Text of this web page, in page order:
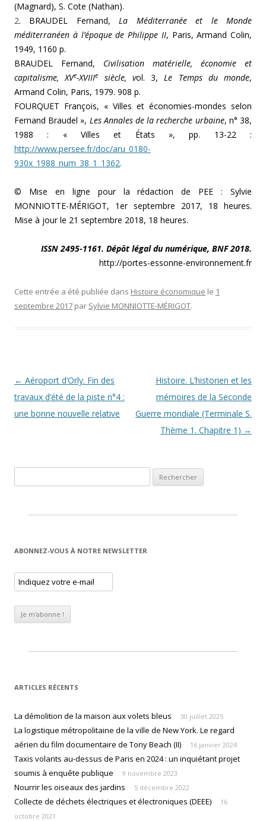
(Magnard), S. Cote (Nathan).
2. BRAUDEL Fernand,La Méditerranée et le Monde
méditerranéen à l’époque de Philippe II, Paris, Armand Colin,
1949, 1160 p.
BRAUDEL Fernand, Civilisation matérielle, économie et
capitalisme, XVe-XVIIIe siècle, vol. 3,Le Temps du monde,
Armand Colin, Paris, 1979. 908 p.
FOURQUET François, « Villes et économies-mondes selon
Fernand Braudel », Les Annales de la recherche urbaine, n° 38,
1988 : « Villes et États », pp. 13-22 :
http://www.persee.fr/doc/aru_0180-
930x_1988_num_38_1_1362.
© Mise en ligne pour la rédaction de PEE : Sylvie
MONNIOTTE-MÉRIGOT, 1er septembre 2017, 18 heures.
Mise à jour le 21 septembre 2018, 18 heures.
ISSN 2495-1161. Dépôt légal du numérique, BNF 2018.
http://portes-essonne-environnement.fr
Cette entrée a été publiée dans Histoire économique le 1
septembre 2017 par Sylvie MONNIOTTE-MÉRIGOT.
Navigation des articles
← Aéroport d’Orly. Fin des
travaux d’été de la piste n°4 :
une bonne nouvelle relative
Histoire. L’historien et les
mémoires de la Seconde
Guerre mondiale (Terminale S.
Thème 1. Chapitre 1) →
ABONNEZ-VOUS À NOTRE NEWSLETTER
ARTICLES RÉCENTS
La démolition de la maison aux volets bleus 30 juillet 2025
La logistique métropolitaine de la ville de New York. Le regard
aérien du film documentaire de Tony Beach (II)
16 janvier 2024
Taxis volants au-dessus de Paris en 2024 : un inquiétant projet
soumis à enquête publique
9 novembre 2023
Nourrir les oiseaux des jardins 5 décembre 2022
Collecte de déchets électriques et électroniques (DEEE)
16
octobre 2021